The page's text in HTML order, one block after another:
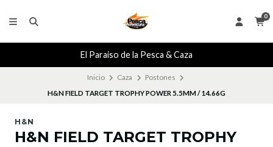
0
El Paraiso de la Pesca & Caza
Inicio Caza
Postones
H&N FIELD TARGET TROPHY POWER 5.5MM / 14.66G
H&N
H&N FIELD TARGET TROPHY